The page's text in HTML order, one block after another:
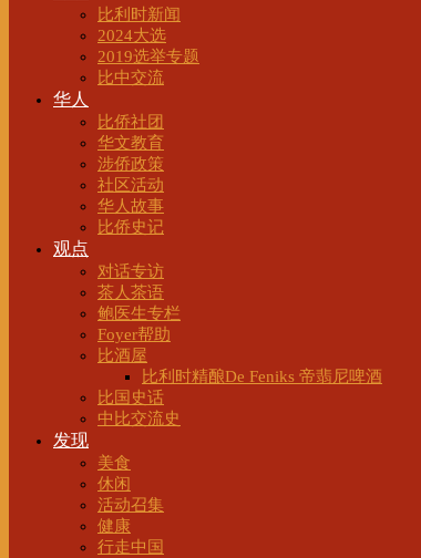
比利时新闻
2024大选
2019选举专题
比中交流
华人
比侨社团
华文教育
涉侨政策
社区活动
华人故事
比侨史记
观点
对话专访
茶人茶语
鲍医生专栏
Foyer帮助
比酒屋
比利时精酿De Feniks 帝翡尼啤酒
比国史话
中比交流史
发现
美食
休闲
活动召集
健康
行走中国